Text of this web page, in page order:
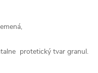
protetický tvar granul.